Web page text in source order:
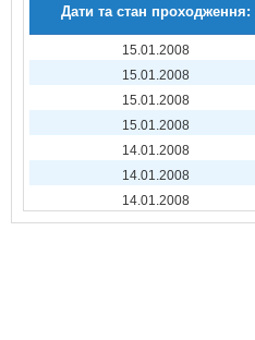
Дати та стан проходження:
15.01.2008
15.01.2008
15.01.2008
15.01.2008
14.01.2008
14.01.2008
14.01.2008